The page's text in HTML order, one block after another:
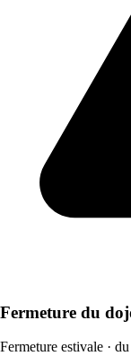
Fermeture du
Fermeture estivale ·